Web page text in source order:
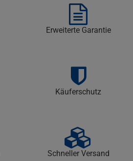
Erweiterte Garantie
Käuferschutz
Schneller Versand